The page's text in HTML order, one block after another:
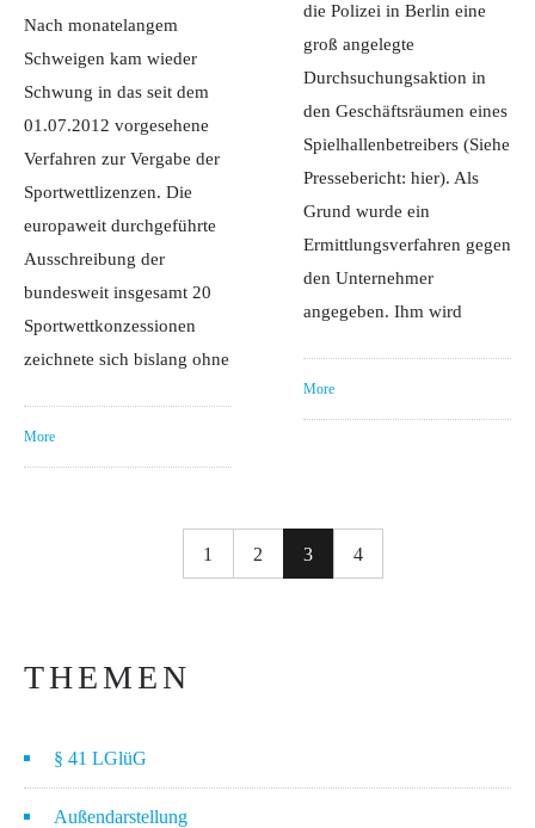
die Polizei in Berlin eine
groß angelegte
Durchsuchungsaktion in
den Geschäftsräumen eines
Spielhallenbetreibers (Siehe
Pressebericht: hier). Als
Grund wurde ein
Ermittlungsverfahren gegen
den Unternehmer
angegeben. Ihm wird
More
Nach monatelangem
Schweigen kam wieder
Schwung in das seit dem
01.07.2012 vorgesehene
Verfahren zur Vergabe der
Sportwettlizenzen. Die
europaweit durchgeführte
Ausschreibung der
bundesweit insgesamt 20
Sportwettkonzessionen
zeichnete sich bislang ohne
More
1 2 3 4
THEMEN
§ 41 LGlüG
Außendarstellung